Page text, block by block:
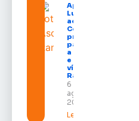
Após veto,
Lula envia
ao
Congresso
projeto
para criar
a UNIFRON
e grava
vídeo para
Randolfe
6 de
agosto de
2026
Leia mais »